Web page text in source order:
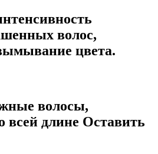
волос,
цвета.
волосы,
всей длине Оставить